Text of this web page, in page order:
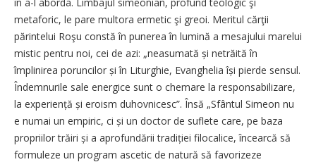
metaforic, le pare multora ermetic şi greoi. Meritul cărţii
părintelui Roşu constă în punerea în lumină a mesajului marelui
mistic pentru noi, cei de azi: „neasumată și netrăită în
împlinirea poruncilor și în Liturghie, Evanghelia își pierde sensul.
Îndemnurile sale energice sunt o chemare la responsabilizare,
la experiență și eroism duhovnicesc”. Însă „Sfântul Simeon nu
e numai un empiric, ci și un doctor de suflete care, pe baza
propriilor trăiri și a aprofundării tradiției filocalice, încearcă să
formuleze un program ascetic de natură să favorizeze